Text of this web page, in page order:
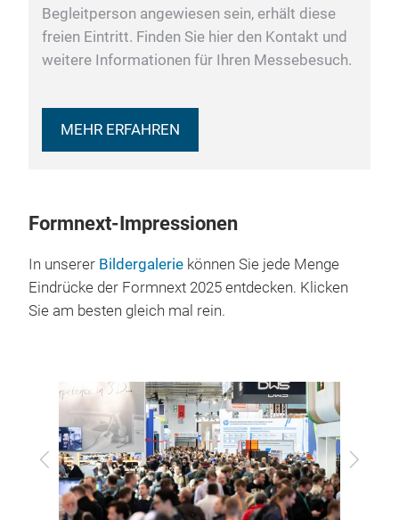
Begleitperson angewiesen sein, erhält diese
freien Eintritt. Finden Sie hier den Kontakt und
weitere Informationen für Ihren Messebesuch.
MEHR ERFAHREN
Formnext-Impressionen
In unserer Bildergalerie können Sie jede Menge
Eindrücke der Formnext 2025 entdecken. Klicken
Sie am besten gleich mal rein.
Zurück Vor